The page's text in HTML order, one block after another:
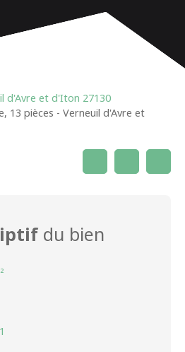
d'Avre et d'Iton 27130
13 pièces - Verneuil d'Avre et
du bien
1